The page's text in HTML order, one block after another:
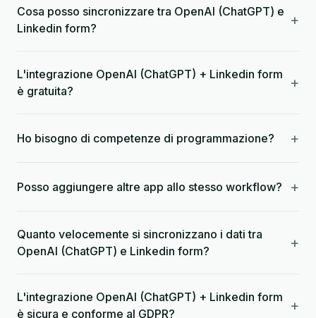
Cosa posso sincronizzare tra OpenAI (ChatGPT) e
Linkedin form?
+
L'integrazione OpenAI (ChatGPT) + Linkedin form
è gratuita?
+
Ho bisogno di competenze di programmazione? +
Posso aggiungere altre app allo stesso workflow? +
Quanto velocemente si sincronizzano i dati tra
OpenAI (ChatGPT) e Linkedin form?
+
L'integrazione OpenAI (ChatGPT) + Linkedin form
è sicura e conforme al GDPR?
+